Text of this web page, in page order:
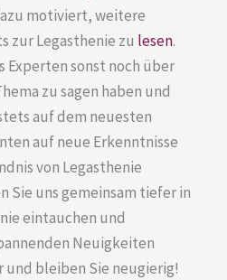
motiviert, weitere
zur Legasthenie zu lesen.
Experten sonst noch über
zu sagen haben und
auf dem neuesten
auf neue Erkenntnisse
von Legasthenie
Sie uns gemeinsam tiefer in
eintauchen und
Neuigkeiten
und bleiben Sie neugierig!